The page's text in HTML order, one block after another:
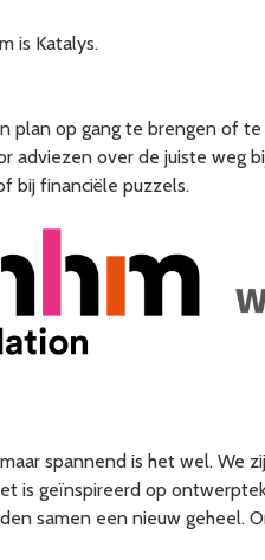
is Katalys.
plan op gang te brengen of
adviezen over de juiste weg
bij financiële puzzels.
spannend is het wel. We
is geïnspireerd op
samen een nieuw geheel.